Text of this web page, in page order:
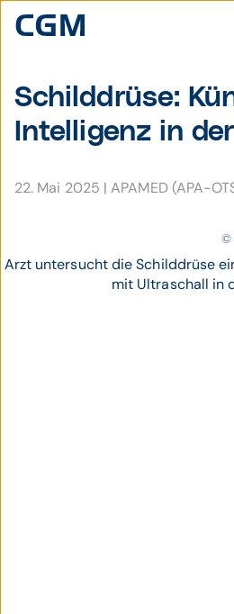
Schild­drüse:
Intelli­genz in
22. Mai 2025 |APAMED (APA-
©
Arzt untersucht die Schilddrüse
mit Ultraschall in